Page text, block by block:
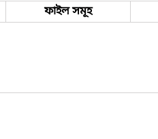
ফাইল সমূহ